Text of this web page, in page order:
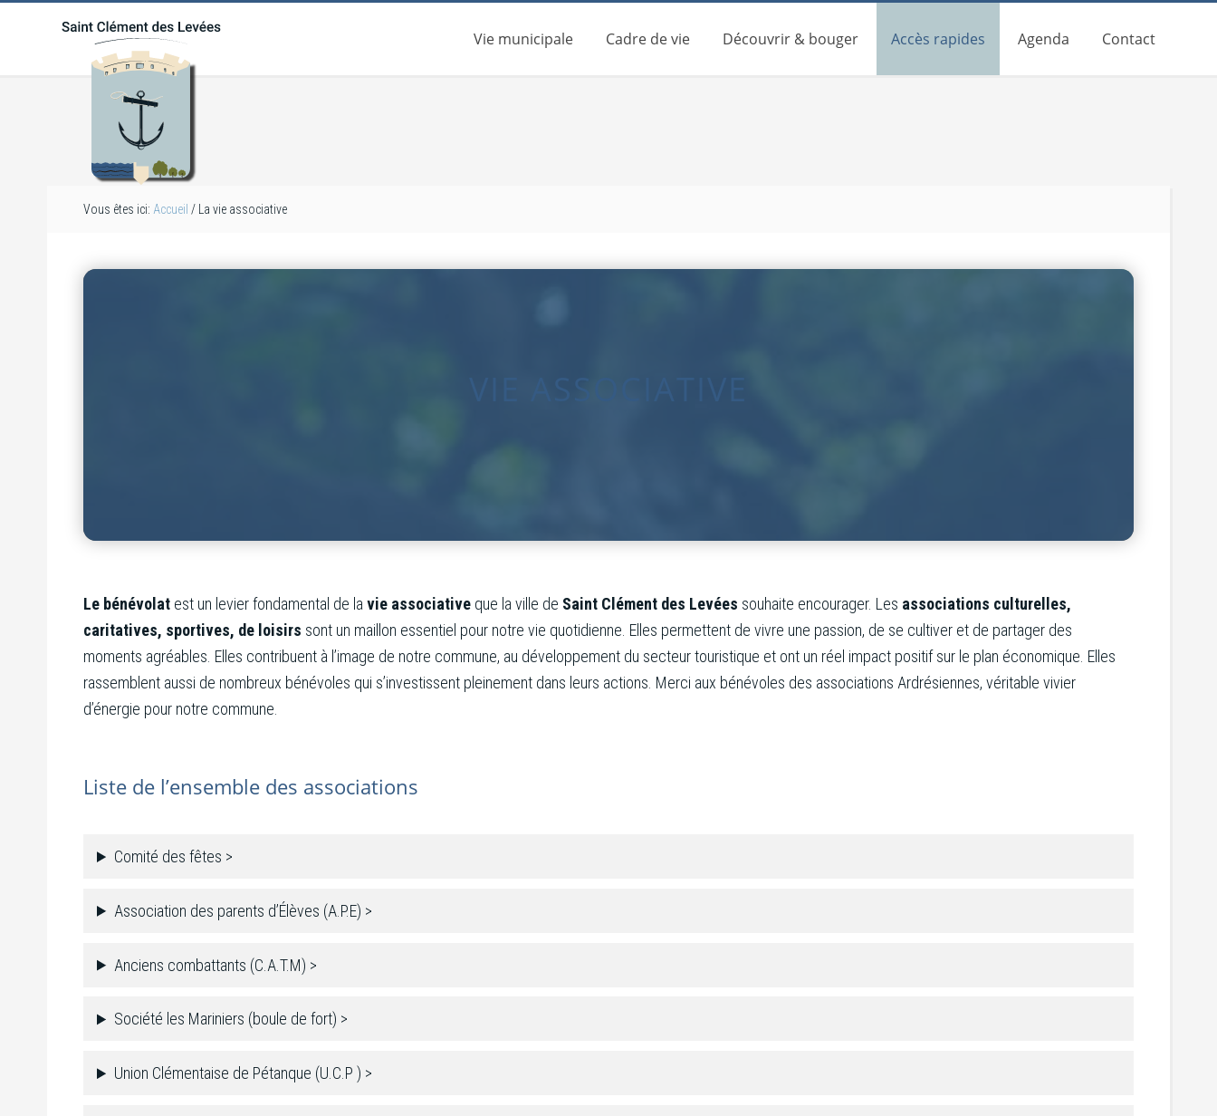
Vie municipale Cadre de vie Découvrir & bouger Accès rapides Agenda Contact
Vous êtes ici: Accueil / La vie associative
Le bénévolat est un levier fondamental de la vie associative que la ville de Saint Clément des Levées souhaite encourager. Les associations culturelles,
caritatives, sportives, de loisirs sont un maillon essentiel pour notre vie quotidienne. Elles permettent de vivre une passion, de se cultiver et de partager des
moments agréables. Elles contribuent à l’image de notre commune, au développement du secteur touristique et ont un réel impact positif sur le plan économique. Elles
rassemblent aussi de nombreux bénévoles qui s’investissent pleinement dans leurs actions. Merci aux bénévoles des associations Ardrésiennes, véritable vivier
d’énergie pour notre commune.
Liste de l’ensemble des associations
Comité des fêtes >
Association des parents d’Élèves (A.P.E) >
Anciens combattants (C.A.T.M) >
Société les Mariniers (boule de fort) >
Union Clémentaise de Pétanque (U.C.P ) >